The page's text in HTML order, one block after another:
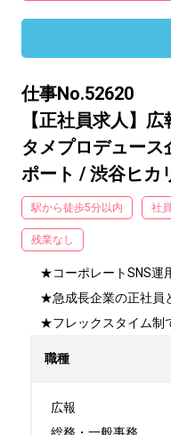
仕事No.52620
【正社員求人】
タメプロデュー
ポート / 渋谷ヒカ
駅から徒歩5分以内 社
残業なし
★コーポレートSNS運
★急成長企業の正社員
★フレックスタイム制
職種
広報